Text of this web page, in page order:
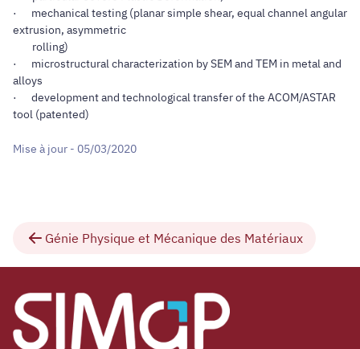
·
mechanical testing (planar simple shear, equal channel angular
extrusion, asymmetric
rolling)
·
microstructural characterization by SEM and TEM in metal and
alloys
·
development and technological transfer of the ACOM/ASTAR
tool (patented)
Mise à jour - 05/03/2020
Génie Physique et Mécanique des Matériaux